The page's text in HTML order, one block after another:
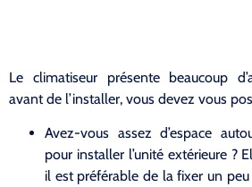
Le climatiseur présente beaucoup
avant de l’installer, vous devez vous
Avez-vous assez d’espace
pour installer l’unité extérieure ?
il est préférable de la fixer un